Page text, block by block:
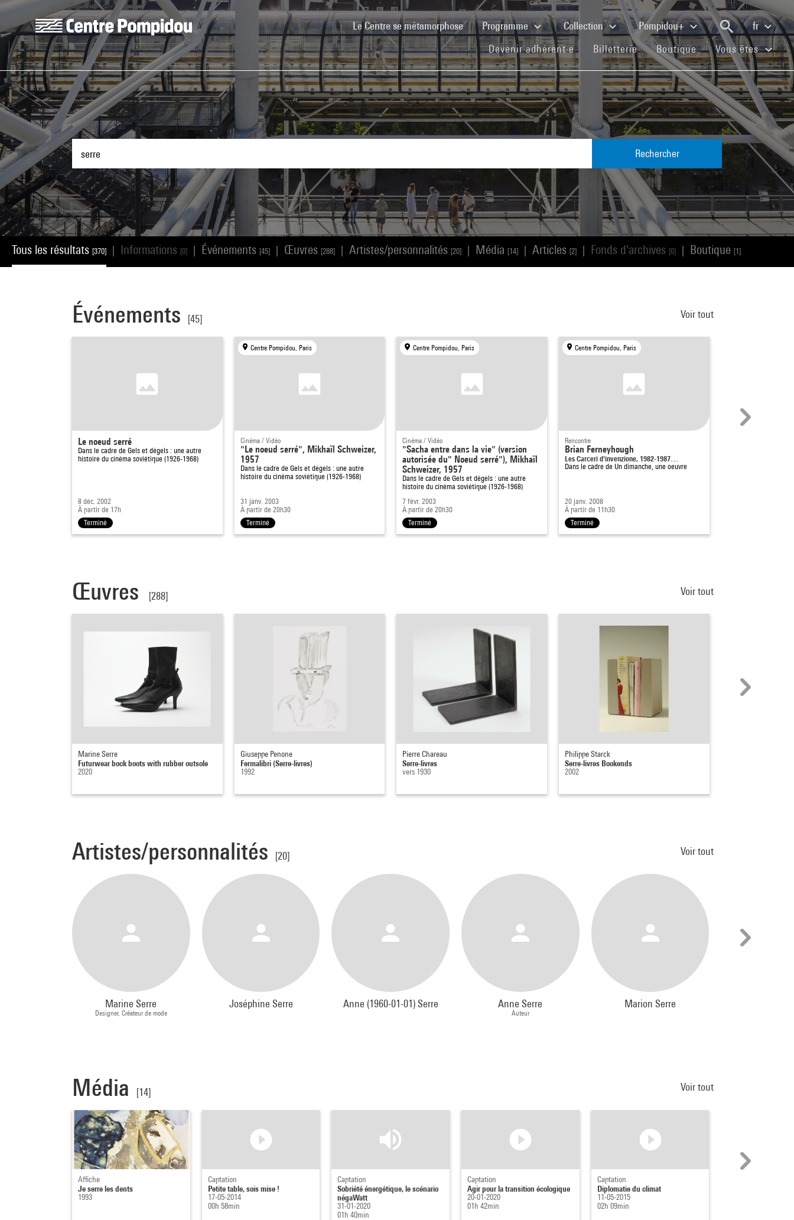
Aller au contenu principal
Centre Pompidou
Le Centre se métamorphose(current)Programme Collection Pompidou+
fr
Devenir adhérent·e(current)Billetterie(current)Boutique(current)Vous êtes
Rechercher
Tous les résultats [370] Informations [0] Événements [45] Œuvres [288] Artistes/personnalités [20] Média [14] Articles [2] Fonds d'archives [0] Boutique [1]
Événements [45] Voir tout
Le noeud serré
Dans le cadre de Gels et dégels : une autre
histoire du cinéma soviétique (1926-1968)
8 déc. 2002
À partir de 17h
Terminé
Centre Pompidou, Paris
Cinéma / Vidéo
"Le noeud serré", Mikhaïl Schweizer,
1957
Dans le cadre de Gels et dégels : une autre
histoire du cinéma soviétique (1926-1968)
31 janv. 2003
À partir de 20h30
Terminé
Centre Pompidou, Paris
Cinéma / Vidéo
"Sacha entre dans la vie" (version
autorisée du" Noeud serré"), Mikhaïl
Schweizer, 1957
Dans le cadre deGels et dégels : une autre
histoire du cinéma soviétique (1926-1968)
7 févr. 2003
À partir de 20h30
Terminé
Centre Pompidou, Paris
Rencontre
Brian Ferneyhough
Les Carceri d'invenzione, 1982-1987…
Dans le cadre de Un dimanche, une oeuvre
20 janv. 2008
À partir de 11h30
Terminé
Œuvres [288] Voir tout
Marine Serre
Futurwear bock boots with rubber outsole
2020
Giuseppe Penone
Fermalibri (Serre-livres)
1992
Pierre Chareau
Serre-livres
vers 1930
Philippe Starck
Serre-livres Bookends
2002
Artistes/personnalités [20] Voir tout
Marine Serre
Designer, Créateur de mode
Joséphine Serre Anne (1960-01-01) Serre Anne Serre
Auteur
Marion Serre
Média [14] Voir tout
Affiche
Je serre les dents
1993
Captation
Petite table, sois mise !
17-05-2014
00h 58min
Captation
Sobriété énergétique, le scénario
négaWatt
31-01-2020
01h 40min
Captation
Agir pour la transition écologique
20-01-2020
01h 42min
Captation
Diplomatie du climat
11-05-2015
02h 09min